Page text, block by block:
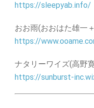
https://sleepyab.info/
おお⾬(おおはた雄⼀
https://
ナタリーワイズ(⾼野
https://sunburst-